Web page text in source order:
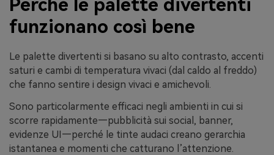
Perché le palette divertenti
funzionano così bene
Le palette divertenti si basano su alto contrasto, accenti
saturi e cambi di temperatura vivaci (dal caldo al freddo)
che fanno sentire i design vivaci e amichevoli.
Sono particolarmente efficaci negli ambienti in cui si
scorre rapidamente—pubblicità sui social, banner,
evidenze UI—perché le tinte audaci creano gerarchia
istantanea e momenti che catturano l’attenzione.